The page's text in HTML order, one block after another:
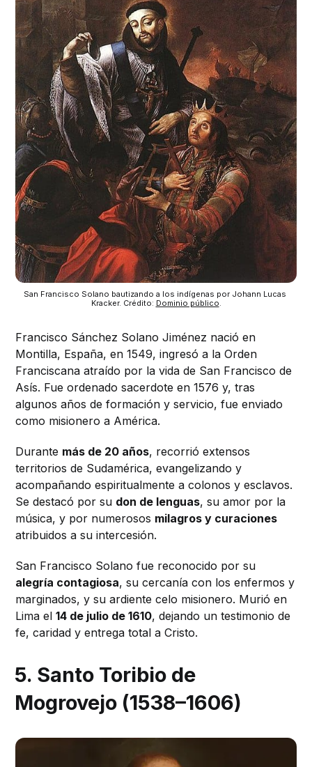
San Francisco Solano bautizando a los indígenas por Johann Lucas
Kracker. Crédito: Dominio público.
Francisco Sánchez Solano Jiménez nació en
Montilla, España, en 1549, ingresó a la Orden
Franciscana atraído por la vida de San Francisco de
Asís. Fue ordenado sacerdote en 1576 y, tras
algunos años de formación y servicio, fue enviado
como misionero a América.
Durante más de 20 años, recorrió extensos
territorios de Sudamérica, evangelizando y
acompañando espiritualmente a colonos y esclavos.
Se destacó por su don de lenguas, su amor por la
música, y por numerosos milagros y curaciones
atribuidos a su intercesión.
San Francisco Solano fue reconocido por su
alegría contagiosa, su cercanía con los enfermos y
marginados, y su ardiente celo misionero. Murió en
Lima el14 de julio de 1610, dejando un testimonio de
fe, caridad y entrega total a Cristo.
5. Santo Toribio de
Mogrovejo (1538–1606)